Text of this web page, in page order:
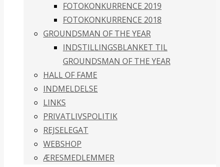
FOTOKONKURRENCE 2019
FOTOKONKURRENCE 2018
GROUNDSMAN OF THE YEAR
INDSTILLINGSBLANKET TIL
GROUNDSMAN OF THE YEAR
HALL OF FAME
INDMELDELSE
LINKS
PRIVATLIVSPOLITIK
REJSELEGAT
WEBSHOP
ÆRESMEDLEMMER